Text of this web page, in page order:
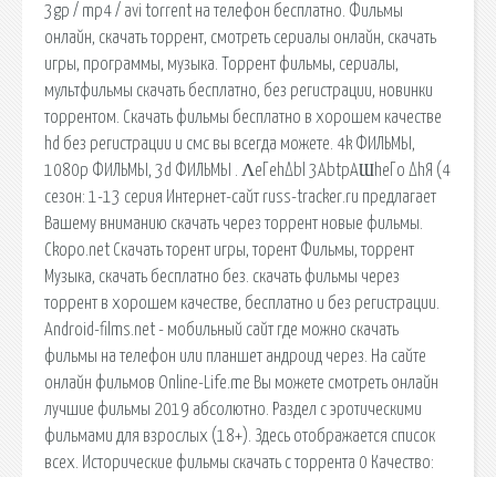
3gp / mp4 / avi torrent на телефон бесплатно. Фильмы
онлайн, скачать торрент, смотреть сериалы онлайн, скачать
игры, программы, музыка. Торрент фильмы, сериалы,
мультфильмы скачать бесплатно, без регистрации, новинки
торрентом. Скачать фильмы бесплатно в хорошем качестве
hd без регистрации и смс вы всегда можете. 4k ФИЛЬМЫ,
1080p ФИЛЬМЫ, 3d ФИЛЬМЫ . ΛeΓehΔbl 3АbtpАƜheΓo ΔhЯ (4
сезон: 1-13 серия Интернет-сайт russ-tracker.ru предлагает
Вашему вниманию скачать через торрент новые фильмы.
Ckopo.net Скачать торент игры, торент Фильмы, торрент
Музыка, скачать бесплатно без. cкачать фильмы через
торрент в хорошем качестве, бесплатно и без регистрации.
Android-films.net - мобильный сайт где можно скачать
фильмы на телефон или планшет андроид через. На сайте
онлайн фильмов Online-Life.me Вы можете смотреть онлайн
лучшие фильмы 2019 абсолютно. Раздел с эротическими
фильмами для взрослых (18+). Здесь отображается список
всех. Исторические фильмы скачать с торрента 0 Качество: